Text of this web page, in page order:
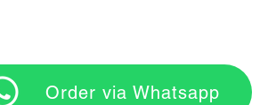
‎ ‎ ‎‎‎ ‎ ‎ ‎ ‎ Order via Whatsapp